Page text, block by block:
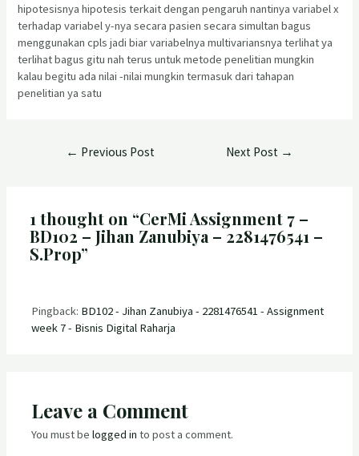
hipotesisnya hipotesis terkait dengan pengaruh nantinya variabel x
terhadap variabel y-nya secara pasien secara simultan bagus
menggunakan cpls jadi biar variabelnya multivariansnya terlihat ya
terlihat bagus gitu nah terus untuk metode penelitian mungkin
kalau begitu ada nilai -nilai mungkin termasuk dari tahapan
penelitian ya satu
← Previous Post Next Post →
1 thought on “CerMi Assignment 7 –
BD102 – Jihan Zanubiya – 2281476541 –
S.Prop”
Pingback: BD102 - Jihan Zanubiya - 2281476541 - Assignment
week 7 - Bisnis Digital Raharja
Leave a Comment
You must belogged in to post a comment.